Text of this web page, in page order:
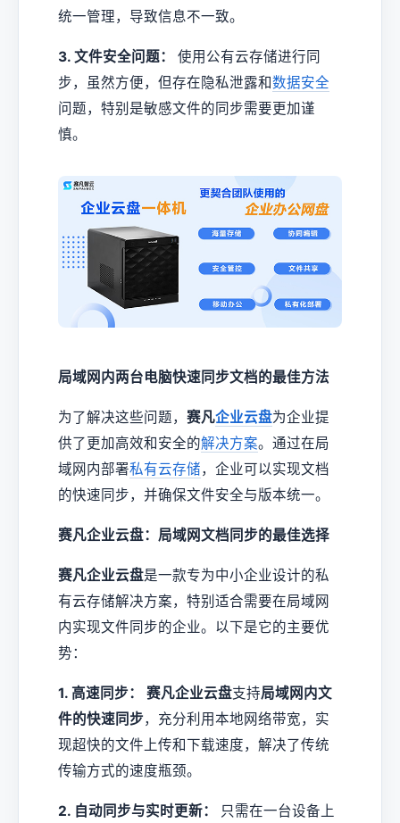
统一管理，导致信息不一致。
3. 文件安全问题：
使用公有云存储进行同
步，虽然方便，但存在隐私泄露和数据安全
问题，特别是敏感文件的同步需要更加谨
慎。
局域网内两台电脑快速同步文档的最佳方法
为了解决这些问题， 赛凡企业云盘为企业提
供了更加高效和安全的解决方案。通过在局
域网内部署私有云存储，企业可以实现文档
的快速同步，并确保文件安全与版本统一。
赛凡企业云盘：局域网文档同步的最佳选择
赛凡企业云盘是一款专为中小企业设计的私
有云存储解决方案，特别适合需要在局域网
内实现文件同步的企业。以下是它的主要优
势：
1. 高速同步： 赛凡企业云盘支持局域网内文
件的快速同步，充分利用本地网络带宽，实
现超快的文件上传和下载速度，解决了传统
传输方式的速度瓶颈。
2. 自动同步与实时更新： 只需在一台设备上